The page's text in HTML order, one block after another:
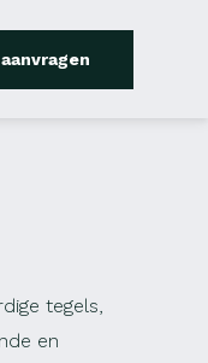
tegels,
en